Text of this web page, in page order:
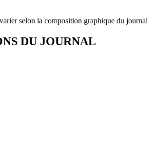
selon la composition graphique du journal
DU JOURNAL